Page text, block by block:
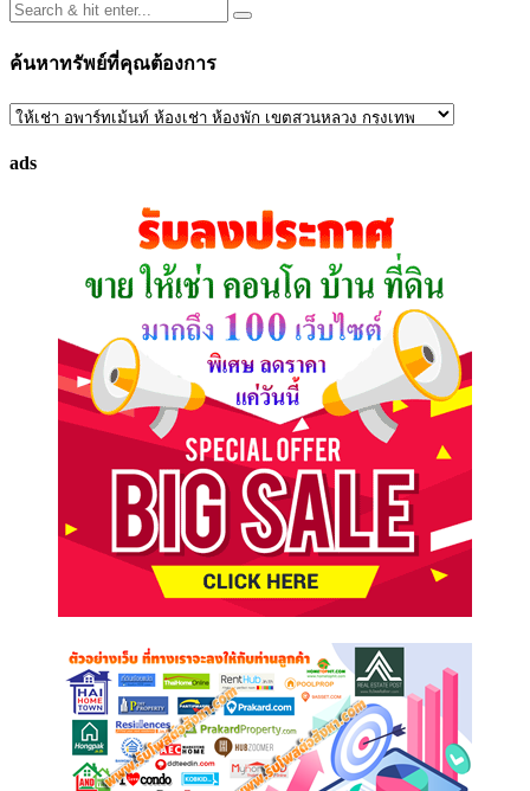
ค้นหาทรัพย์ที่คุณต้องการ
ค้นหา
ที่
ads